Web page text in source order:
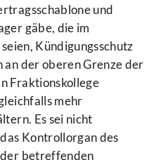
und
gäbe, die im
Kündigungsschutz
an der oberen Grenze der
Fraktionskollege
mehr
Es sei nicht
Kontrollorgan des
betreffenden